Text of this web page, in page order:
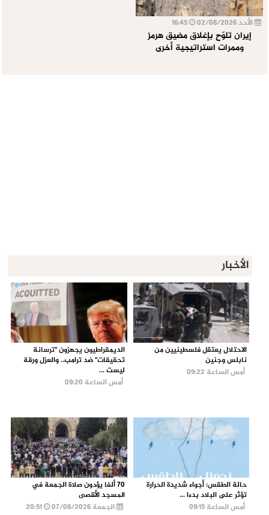
الأحد 02/08/2026
إيران تلوّح بإغلاق مضيق هرمز
وممرات استراتيجية أخرى
الأخبار
الاحتلال يعتقل فلسطينيين من
نابلس وجنين
أمس الساعة 09:22
الديمقراطيون يجهزون "ترسانة
تحقيقات" ضد ترامب.. والعزل ورقة
ليست ...
أمس الساعة 09:20
حالة الطقس: أجواء شديدة الحرارة
تؤثر على البلاد بدءا ...
أمس الساعة 09:15
70 ألفا يؤدون صلاة الجمعة في
المسجد الأقصى
الجمعة 07/08/2026
20:51